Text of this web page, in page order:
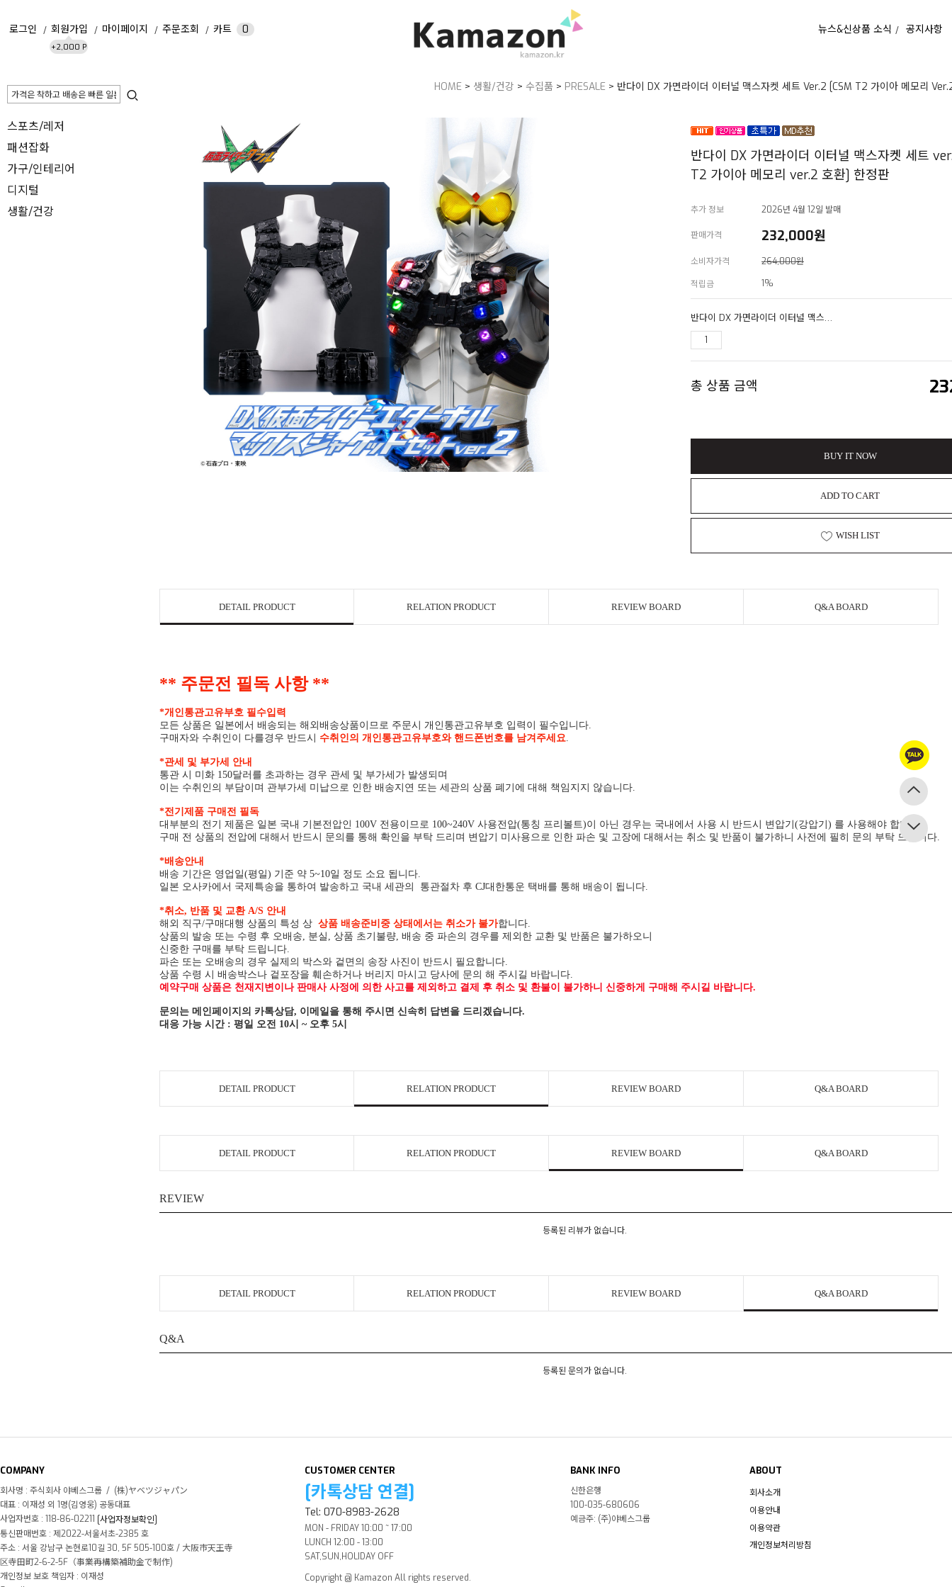
로그인 회원가입
+2,000 P
마이페이지 주문조회 카트 0 뉴스&신상품 소식 공지사항
스포츠/레저
패션잡화
가구/인테리어
디지털
생활/건강
HOME > 생활/건강 > 수집품 > PRESALE > 반다이 DX 가면라이더 이터널 맥스자켓 세트 Ver.2 [CSM T2 가이아 메모리
반다이 DX 가면라이더 이터널 맥스자켓 세트
T2 가이아 메모리 ver.2 호환] 한정판
추가 정보 2026년 4월 12일 발매
판매가격 232,000원
소비자가격
264,000원
적립금
1%
반다이 DX 가면라이더 이터널 맥스자켓 세트 ver.2 [CSM T2 가이아 메모리 ver.2 호환] 한정판
총 상품 금액
BUY IT NOW
ADD TO CART
WISH LIST
DETAIL PRODUCT RELATION PRODUCT REVIEW BOARD Q&A BOARD
** 주문전 필독 사항 **
*개인통관고유부호 필수입력
모든 상품은 일본에서 배송되는 해외배송상품이므로 주문시 개인통관고유부호 입력이 필수입니다.
구매자와 수취인이 다를경우 반드시 수취인의 개인통관고유부호와 핸드폰번호를 남겨주세요.
*관세 및 부가세 안내
통관 시 미화 150달러를 초과하는 경우 관세 및 부가세가 발생되며
이는 수취인의 부담이며 관부가세 미납으로 인한 배송지연 또는 세관의 상품 폐기에 대해 책임지지 않습니다.
*전기제품 구매전 필독
대부분의 전기 제품은 일본 국내 기본전압인 100V 전용이므로 100~240V 사용전압(통칭 프리볼트)이 아닌 경우는 국내에서 사용 시 반드시 변압기(강압기) 를 사용해야 합니다.
구매 전 상품의 전압에 대해서 반드시 문의를 통해 확인을 부탁 드리며 변압기 미사용으로 인한 파손 및 고장에 대해서는 취소 및 반품이 불가하니 사전에 필히 문의 부탁 드립니다.
*배송안내
배송 기간은 영업일(평일) 기준 약 5~10일 정도 소요 됩니다.
일본 오사카에서 국제특송을 통하여 발송하고 국내 세관의 통관절차 후 CJ대한통운 택배를 통해 배송이 됩니다.
*취소, 반품 및 교환 A/S 안내
해외 직구/구매대행 상품의 특성 상 상품 배송준비중 상태에서는 취소가 불가합니다.
상품의 발송 또는 수령 후 오배송, 분실, 상품 초기불량, 배송 중 파손의 경우를 제외한 교환 및 반품은 불가하오니
신중한 구매를 부탁 드립니다.
파손 또는 오배송의 경우 실제의 박스와 겉면의 송장 사진이 반드시 필요합니다.
상품 수령 시 배송박스나 겉포장을 훼손하거나 버리지 마시고 당사에 문의 해 주시길 바랍니다.
예약구매 상품은 천재지변이나 판매사 사정에 의한 사고를 제외하고 결제 후 취소 및 환불이 불가하니 신중하게 구매해 주시길 바랍니다.
문의는 메인페이지의 카톡상담, 이메일을 통해 주시면 신속히 답변을 드리겠습니다.
대응 가능 시간 : 평일 오전 10시 ~ 오후 5시
DETAIL PRODUCT RELATION PRODUCT REVIEW BOARD Q&A BOARD
DETAIL PRODUCT RELATION PRODUCT REVIEW BOARD Q&A BOARD
REVIEW
등록된 리뷰가 없습니다.
DETAIL PRODUCT RELATION PRODUCT REVIEW BOARD Q&A BOARD
Q&A
등록된 문의가 없습니다.
COMPANY
회사명 : 주식회사 야베스그룹 / (株)ヤベツジャパン
대표 : 이재성 외 1명(김영웅) 공동대표
사업자번호 : 118-86-02211 [사업자정보확인]
통신판매번호 : 제2022-서울서초-2385 호
주소 : 서울 강남구 논현로10길 30, 5F 505-100호 / 大阪市天王寺
区寺田町2-6-2-5F（事業再構築補助金で制作)
개인정보 보호 책임자 : 이재성
CUSTOMER CENTER
[카톡상담 연결]
Tel: 070-8983-2628
MON - FRIDAY 10:00 ~ 17:00
LUNCH 12:00 - 13:00
SAT,SUN,HOLIDAY OFF
Copyright @ Kamazon All rights reserved.
BANK INFO
신한은행
100-035-680606
예금주: (주)야베스그룹
ABOUT
회사소개
이용안내
이용약관
개인정보처리방침